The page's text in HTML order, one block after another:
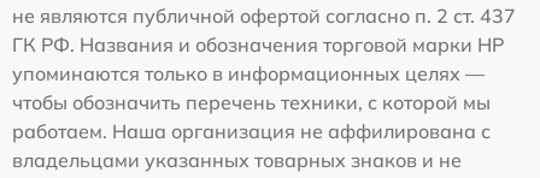
не являются публичной офертой согласно п. 2 ст. 437
ГК РФ. Названия и обозначения торговой марки HP
упоминаются только в информационных целях —
чтобы обозначить перечень техники, с которой мы
работаем. Наша организация не аффилирована с
владельцами указанных товарных знаков и не